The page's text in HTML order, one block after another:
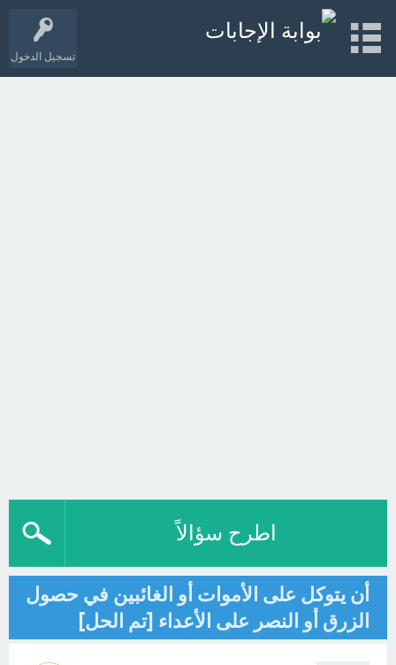
تسجيل الدخول
اطرح سؤالاً
أن يتوكل على الأموات أو الغائبين في حصول
الزرق أو النصر على الأعداء [تم الحل]